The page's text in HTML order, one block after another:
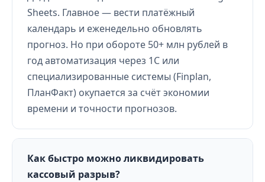
Sheets. Главное — вести платёжный
календарь и еженедельно обновлять
прогноз. Но при обороте 50+ млн рублей в
год автоматизация через 1С или
специализированные системы (Finplan,
ПланФакт) окупается за счёт экономии
времени и точности прогнозов.
Как быстро можно ликвидировать
кассовый разрыв?